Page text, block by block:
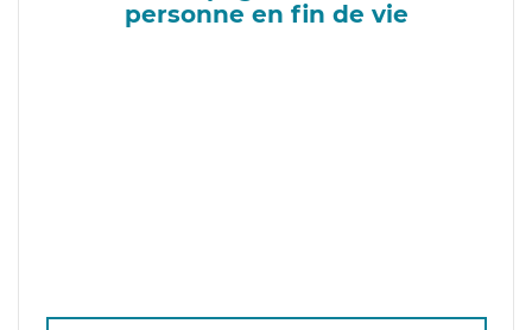
personne en fin de vie